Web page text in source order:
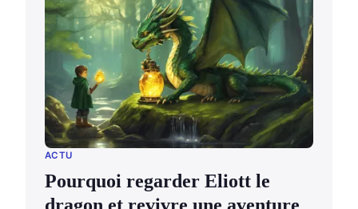
ACTU
Pourquoi regarder Eliott le
dragon et revivre une aventure